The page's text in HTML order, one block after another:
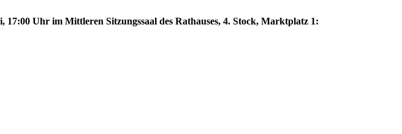
Uhr im Mittleren Sitzungssaal des Rathauses, 4. Stock, Marktplatz 1: